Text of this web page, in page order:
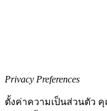
Privacy Preferences
ตั้งค่าความเป็นส่วนตัว